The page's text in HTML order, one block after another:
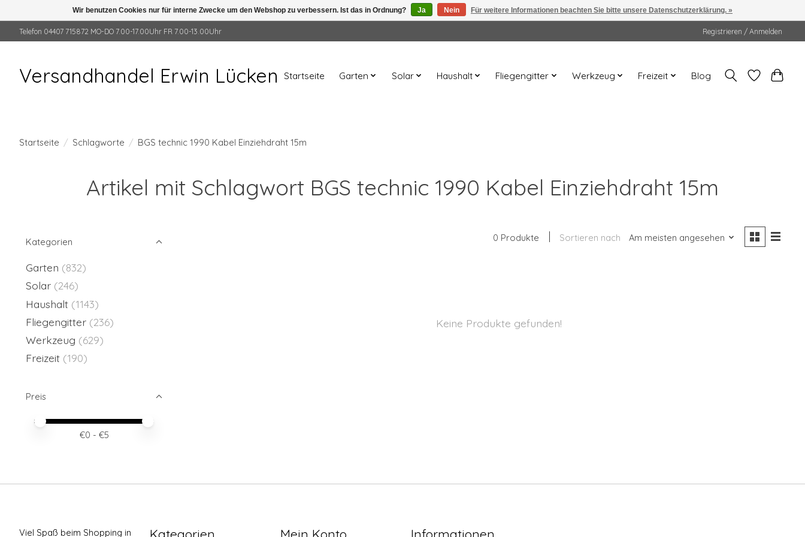
Telefon 04407 715872 MO-DO 7.00-17.00Uhr FR 7.00-13.00Uhr Registrieren / Anmelden
Versandhandel Erwin Lücken Startseite Garten Solar Haushalt Fliegengitter Werkzeug Freizeit Blog
Startseite / Schlagworte / BGS technic 1990 Kabel Einziehdraht 15m
Artikel mit Schlagwort BGS technic 1990 Kabel Einziehdraht 15m
Kategorien
Garten (832)
Solar (246)
Haushalt (1143)
Fliegengitter (236)
Werkzeug (629)
Freizeit (190)
Preis
Preis – Mindestwert
Price maximum value
€0 - €5
0 Produkte Sortieren nach Am meisten angesehen
Keine Produkte gefunden!
Viel Spaß beim Shopping in
Wir benutzen Cookies nur für interne Zwecke um den Webshop zu verbessern. Ist das in Ordnung? Ja Nein Für weitere Informationen beachten Sie bitte unsere Datenschutzerklärung. »